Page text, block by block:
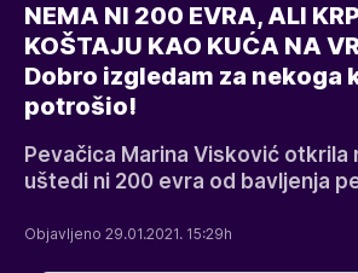
NEMA NI 200 EVRA, ALI
KOŠTAJU KAO KUĆA NA
Dobro izgledam za nekoga
potrošio!
Pevačica Marina Visković otkrila
uštedi ni 200 evra od bavljenja
Objavljeno 29.01.2021. 15:29h